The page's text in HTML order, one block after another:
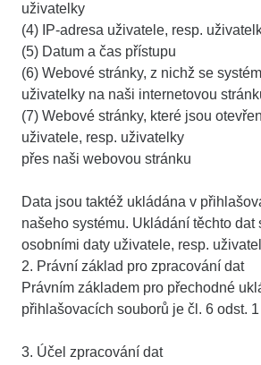
uživatelky
(4) IP-adresa uživatele, resp.
(5) Datum a čas přístupu
(6) Webové stránky, z nichž se
uživatelky na naši internetovou
(7) Webové stránky, které jsou
uživatele, resp. uživatelky
přes naši webovou stránku
Data jsou taktéž ukládána v
našeho systému. Ukládání těchto dat
osobními daty uživatele, resp.
2. Právní základ pro zpracování dat
Právním základem pro přechodné
přihlašovacích souborů je čl. 6 odst.
3. Účel zpracování dat